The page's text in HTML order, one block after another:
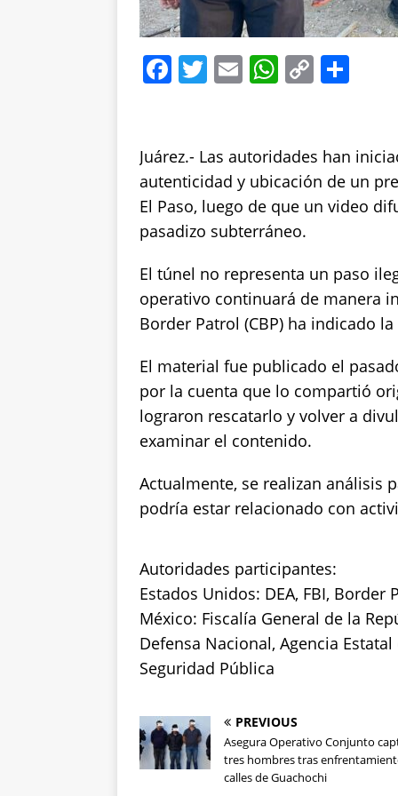
F
e
b
o
o
k
T
te
r
E
l
W
s
A
p
p
C
y
Li
n
re
Juárez.- Las autoridades han
autenticidad y ubicación de un
El Paso, luego de que un video
pasadizo subterráneo.
El túnel no representa un paso
operativo continuará de manera
Border Patrol (CBP) ha indicado
El material fue publicado el
por la cuenta que lo compartió
lograron rescatarlo y volver a
examinar el contenido.
Actualmente, se realizan análisis
podría estar relacionado con
Autoridades participantes:
Estados Unidos: DEA, FBI, Border
México: Fiscalía General de la
Defensa Nacional, Agencia
Seguridad Pública
PREVIOUS
Asegura Operativo Conjunto
tres hombres tras
calles de Guachochi